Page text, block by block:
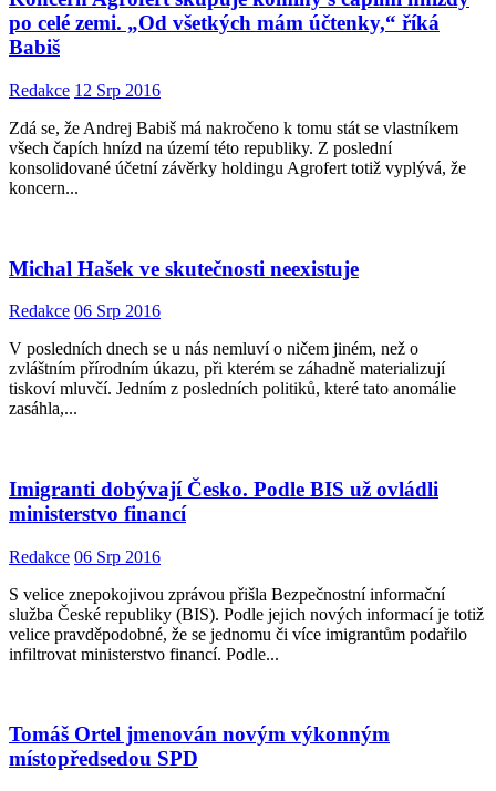
po celé zemi. „Od všetkých mám účtenky,“ říká
Babiš
Redakce 12 Srp 2016
Zdá se, že Andrej Babiš má nakročeno k tomu stát se vlastníkem
všech čapích hnízd na území této republiky. Z poslední
konsolidované účetní závěrky holdingu Agrofert totiž vyplývá, že
koncern...
Michal Hašek ve skutečnosti neexistuje
Redakce 06 Srp 2016
V posledních dnech se u nás nemluví o ničem jiném, než o
zvláštním přírodním úkazu, při kterém se záhadně materializují
tiskoví mluvčí. Jedním z posledních politiků, které tato anomálie
zasáhla,...
Imigranti dobývají Česko. Podle BIS už ovládli
ministerstvo financí
Redakce 06 Srp 2016
S velice znepokojivou zprávou přišla Bezpečnostní informační
služba České republiky (BIS). Podle jejich nových informací je totiž
velice pravděpodobné, že se jednomu či více imigrantům podařilo
infiltrovat ministerstvo financí. Podle...
Tomáš Ortel jmenován novým výkonným
místopředsedou SPD